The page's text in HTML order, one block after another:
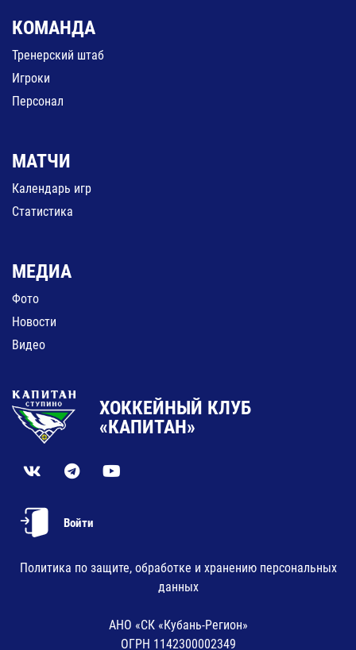
КОМАНДА
Тренерский штаб
Игроки
Персонал
МАТЧИ
Календарь игр
Статистика
МЕДИА
Фото
Новости
Видео
ХОККЕЙНЫЙ КЛУБ
«КАПИТАН»
Войти
Политика по защите, обработке и хранению персональных
данных
АНО «СК «Кубань-Регион»
ОГРН 1142300002349